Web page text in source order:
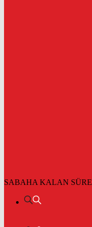
SABAHA KALAN SÜRE